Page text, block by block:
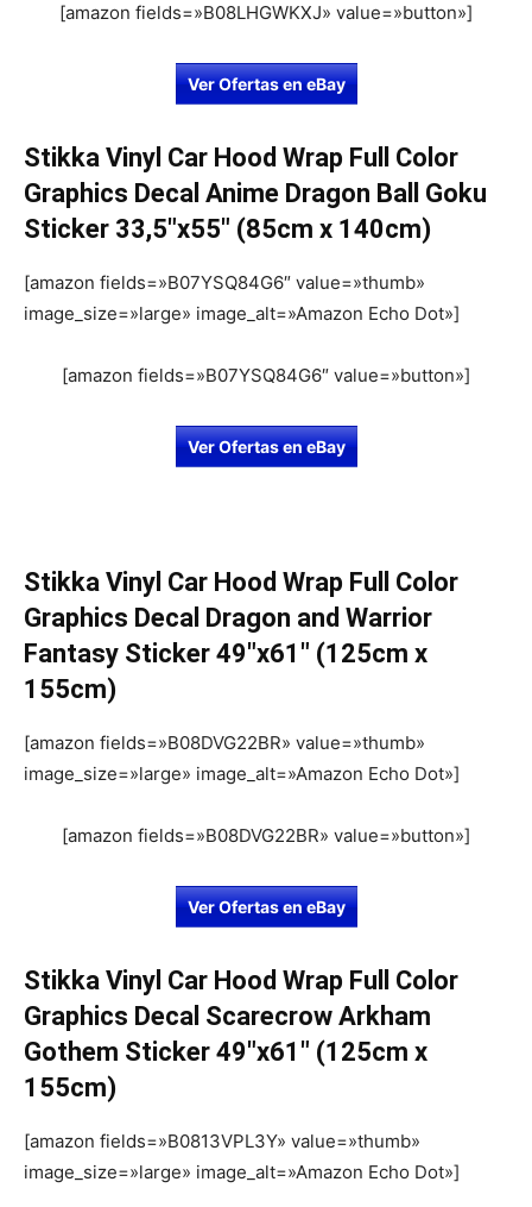
[amazon fields=»B08LHGWKXJ» value=»button»]
Ver Ofertas en eBay
Stikka Vinyl Car Hood Wrap Full Color
Graphics Decal Anime Dragon Ball Goku
Sticker 33,5″x55″ (85cm x 140cm)
[amazon fields=»B07YSQ84G6″ value=»thumb»
image_size=»large» image_alt=»Amazon Echo Dot»]
[amazon fields=»B07YSQ84G6″ value=»button»]
Ver Ofertas en eBay
Stikka Vinyl Car Hood Wrap Full Color
Graphics Decal Dragon and Warrior
Fantasy Sticker 49″x61″ (125cm x
155cm)
[amazon fields=»B08DVG22BR» value=»thumb»
image_size=»large» image_alt=»Amazon Echo Dot»]
[amazon fields=»B08DVG22BR» value=»button»]
Ver Ofertas en eBay
Stikka Vinyl Car Hood Wrap Full Color
Graphics Decal Scarecrow Arkham
Gothem Sticker 49″x61″ (125cm x
155cm)
[amazon fields=»B0813VPL3Y» value=»thumb»
image_size=»large» image_alt=»Amazon Echo Dot»]